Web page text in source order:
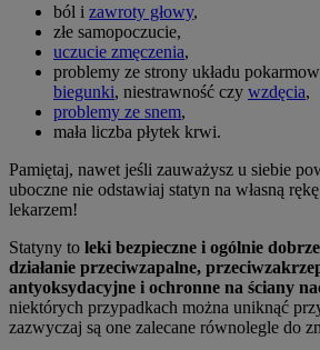
ból i zawroty głowy,
złe samopoczucie,
uczucie zmęczenia,
problemy ze strony układu
biegunki, niestrawność czy wzdęcia,
problemy ze snem,
mała liczba płytek krwi.
Pamiętaj, nawet jeśli zauważysz u siebie
uboczne nie odstawiaj statyn na własną
lekarzem!
Statyny to leki bezpieczne i ogólnie
działanie przeciwzapalne,
antyoksydacyjne i ochronne na ściany
niektórych przypadkach można uniknąć
zazwyczaj są one zalecane równolegle do